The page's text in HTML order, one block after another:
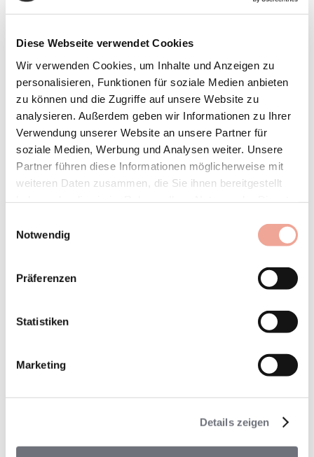
Diese Webseite verwendet Cookies
Wir verwenden Cookies, um Inhalte und Anzeigen zu
personalisieren, Funktionen für soziale Medien anbieten
zu können und die Zugriffe auf unsere Website zu
analysieren. Außerdem geben wir Informationen zu Ihrer
Verwendung unserer Website an unsere Partner für
soziale Medien, Werbung und Analysen weiter. Unsere
Partner führen diese Informationen möglicherweise mit
weiteren Daten zusammen, die Sie ihnen bereitgestellt
Notwendig
Präferenzen
Statistiken
Marketing
Details zeigen